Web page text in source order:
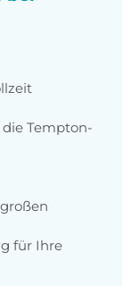
Tempton-
für Ihre